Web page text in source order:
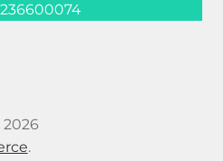
.